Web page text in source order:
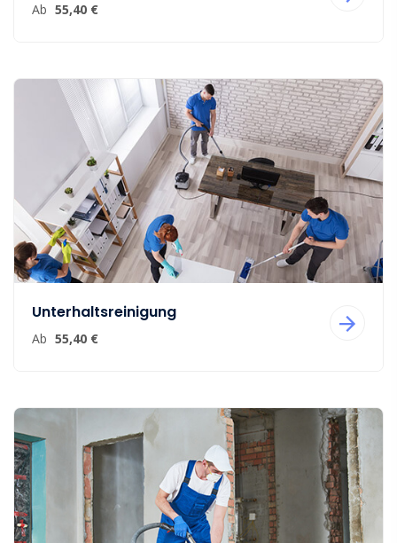
Ab 55,40 €
Unterhaltsreinigung
Ab 55,40 €